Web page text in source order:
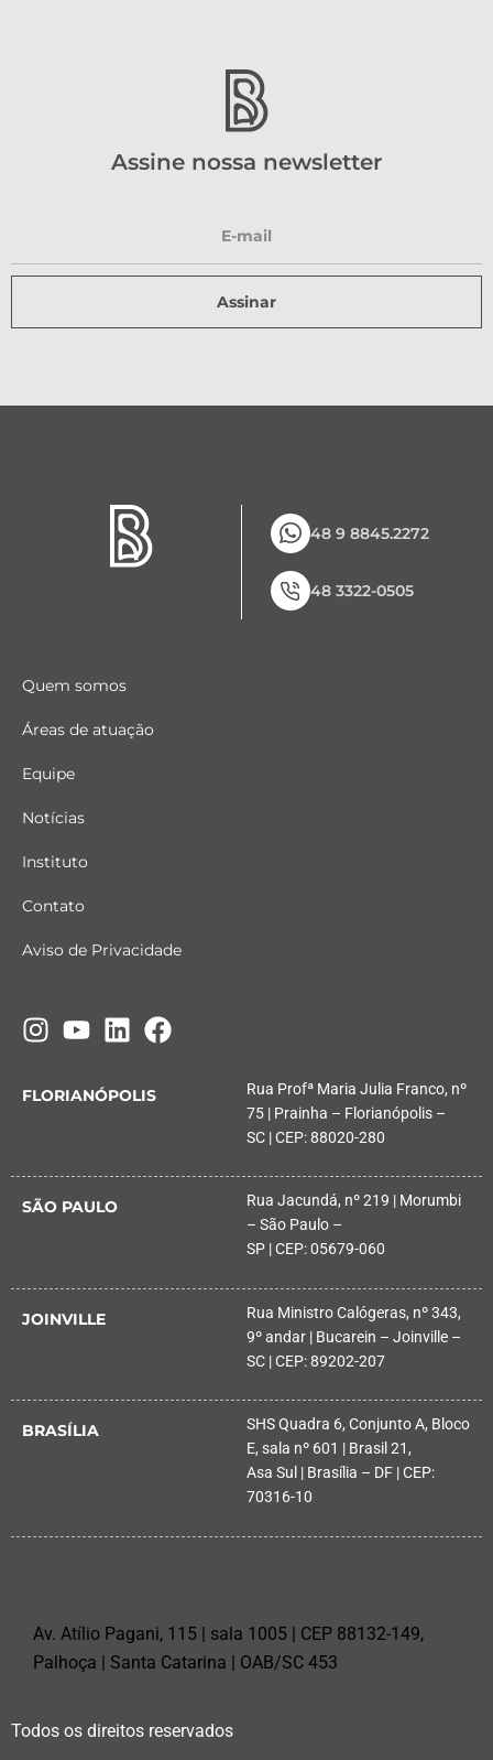
Assine nossa newsletter
Assinar
48 9 8845.2272
48 3322-0505
Quem somos
Áreas de atuação
Equipe
Notícias
Instituto
Contato
Aviso de Privacidade
FLORIANÓPOLIS
Rua Profª Maria Julia Franco, nº
75 | Prainha – Florianópolis –
SC | CEP: 88020-280
SÃO PAULO
Rua Jacundá, nº 219 | Morumbi
– São Paulo –
SP | CEP: 05679-060
JOINVILLE
Rua Ministro Calógeras, nº 343,
9º andar | Bucarein – Joinville –
SC | CEP: 89202-207
BRASÍLIA
SHS Quadra 6, Conjunto A, Bloco
E, sala nº 601 | Brasil 21,
Asa Sul | Brasília – DF | CEP:
70316-10
Av. Atílio Pagani, 115 | sala 1005 | CEP 88132-149,
Palhoça | Santa Catarina | OAB/SC 453
Todos os direitos reservados